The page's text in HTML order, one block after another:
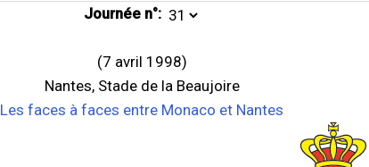
Journée n°:
(7 avril 1998)
Nantes, Stade de la Beaujoire
Les faces à faces entre Monaco et Nantes